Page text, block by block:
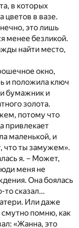
в которых
цветов в вазе.
это лишь
менее безликой.
найти место,
окно,
и положила ключ
бумажник и
золота.
потому что
привлекает
маленькой, и
что ты замужем».
я. – Может,
меня не
Она боялась
то сказал…
Или даже
помню, как
«Жанна, это